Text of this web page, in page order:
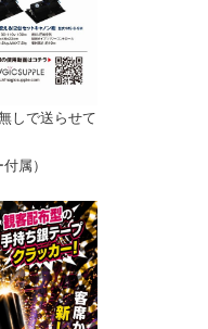
しで送らせて
属）